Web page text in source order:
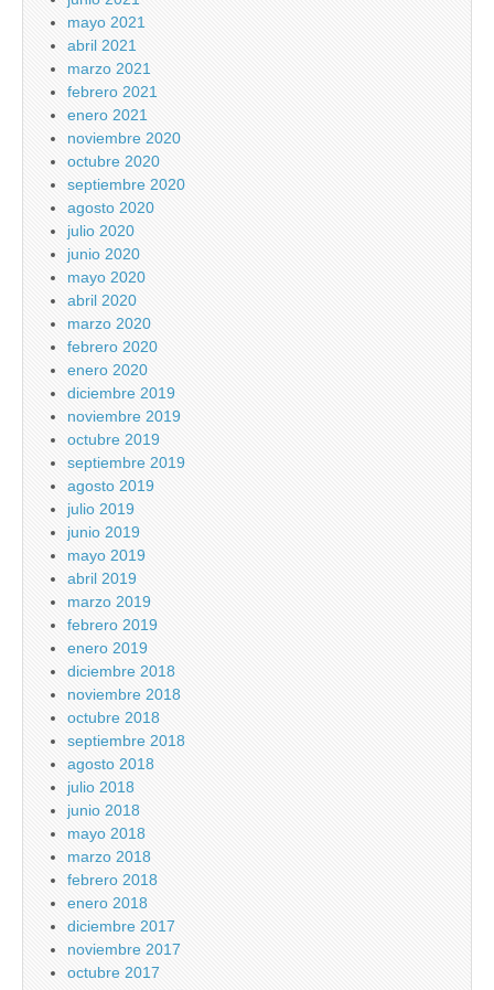
mayo 2021
abril 2021
marzo 2021
febrero 2021
enero 2021
noviembre 2020
octubre 2020
septiembre 2020
agosto 2020
julio 2020
junio 2020
mayo 2020
abril 2020
marzo 2020
febrero 2020
enero 2020
diciembre 2019
noviembre 2019
octubre 2019
septiembre 2019
agosto 2019
julio 2019
junio 2019
mayo 2019
abril 2019
marzo 2019
febrero 2019
enero 2019
diciembre 2018
noviembre 2018
octubre 2018
septiembre 2018
agosto 2018
julio 2018
junio 2018
mayo 2018
marzo 2018
febrero 2018
enero 2018
diciembre 2017
noviembre 2017
octubre 2017